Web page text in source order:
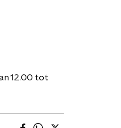
12.00 tot